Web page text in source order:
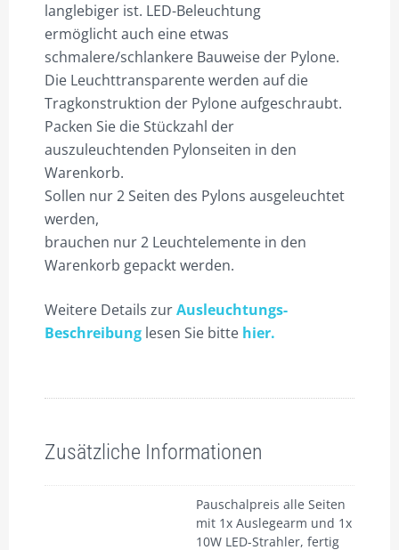
BESTELLVORGANG
DATENSCHUTZ
VERSAND & LIEFERUNG
WARENKORB
WIDERRUF
ZAHLUNGSARTEN
langlebiger ist. LED-Beleuchtung
ermöglicht auch eine etwas
schmalere/schlankere Bauweise der Pylone.
Die Leuchttransparente werden auf die
Tragkonstruktion der Pylone aufgeschraubt.
Packen Sie die Stückzahl der
auszuleuchtenden Pylonseiten in den
Warenkorb.
Sollen nur 2 Seiten des Pylons ausgeleuchtet
werden,
brauchen nur 2 Leuchtelemente in den
Warenkorb gepackt werden.
Weitere Details zurAusleuchtungs-
Beschreibung lesen Sie bitte hier.
Zusätzliche Informationen
Pauschalpreis alle Seiten
mit 1x Auslegearm und 1x
10W LED-Strahler, fertig